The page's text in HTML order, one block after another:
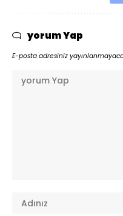
yorum Yap
E-posta adresiniz